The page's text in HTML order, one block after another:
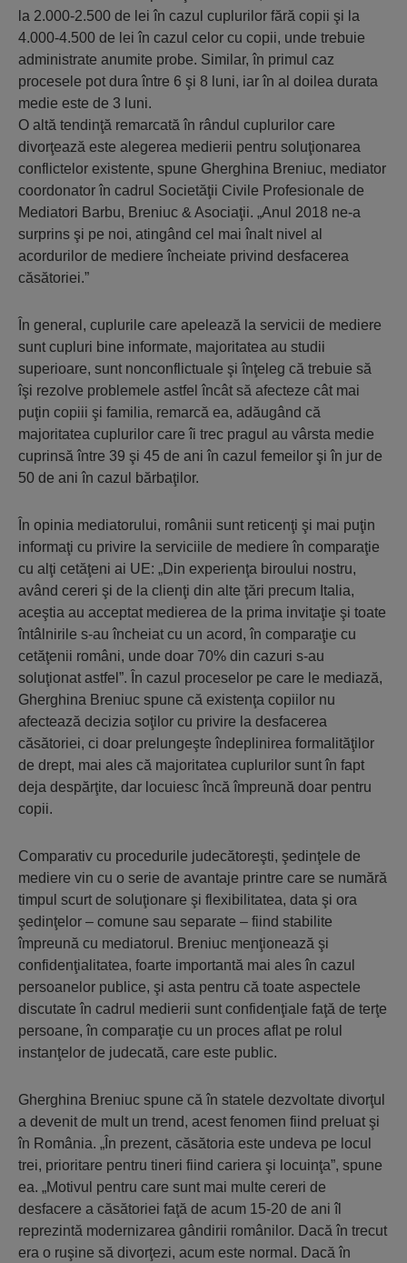
la 2.000-2.500 de lei în cazul cuplurilor fără copii şi la
4.000-4.500 de lei în cazul celor cu copii, unde trebuie
administrate anumite probe. Similar, în primul caz
procesele pot dura între 6 şi 8 luni, iar în al doilea durata
medie este de 3 luni.
O altă tendinţă remarcată în rândul cuplurilor care
divorţează este alegerea medierii pentru soluţionarea
conflictelor existente, spune Gherghina Breniuc, mediator
coordonator în cadrul Societăţii Civile Profesionale de
Mediatori Barbu, Breniuc & Asociaţii. „Anul 2018 ne-a
surprins şi pe noi, atingând cel mai înalt nivel al
acordurilor de mediere încheiate privind desfacerea
căsătoriei.”
În general, cuplurile care apelează la servicii de mediere
sunt cupluri bine informate, majoritatea au studii
superioare, sunt nonconflictuale şi înţeleg că trebuie să
îşi rezolve problemele astfel încât să afecteze cât mai
puţin copiii şi familia, remarcă ea, adăugând că
majoritatea cuplurilor care îi trec pragul au vârsta medie
cuprinsă între 39 şi 45 de ani în cazul femeilor şi în jur de
50 de ani în cazul bărbaţilor.
În opinia mediatorului, românii sunt reticenţi şi mai puţin
informaţi cu privire la serviciile de mediere în comparaţie
cu alţi cetăţeni ai UE: „Din experienţa biroului nostru,
având cereri şi de la clienţi din alte ţări precum Italia,
aceştia au acceptat medierea de la prima invitaţie şi toate
întâlnirile s-au încheiat cu un acord, în comparaţie cu
cetăţenii români, unde doar 70% din cazuri s-au
soluţionat astfel”. În cazul proceselor pe care le mediază,
Gherghina Breniuc spune că existenţa copiilor nu
afectează decizia soţilor cu privire la desfacerea
căsătoriei, ci doar prelungeşte îndeplinirea formalităţilor
de drept, mai ales că majoritatea cuplurilor sunt în fapt
deja despărţite, dar locuiesc încă împreună doar pentru
copii.
Comparativ cu procedurile judecătoreşti, şedinţele de
mediere vin cu o serie de avantaje printre care se numără
timpul scurt de soluţionare şi flexibilitatea, data şi ora
şedinţelor – comune sau separate – fiind stabilite
împreună cu mediatorul. Breniuc menţionează şi
confidenţialitatea, foarte importantă mai ales în cazul
persoanelor publice, şi asta pentru că toate aspectele
discutate în cadrul medierii sunt confidenţiale faţă de terţe
persoane, în comparaţie cu un proces aflat pe rolul
instanţelor de judecată, care este public.
Gherghina Breniuc spune că în statele dezvoltate divorţul
a devenit de mult un trend, acest fenomen fiind preluat şi
în România. „În prezent, căsătoria este undeva pe locul
trei, prioritare pentru tineri fiind cariera şi locuinţa”, spune
ea. „Motivul pentru care sunt mai multe cereri de
desfacere a căsătoriei faţă de acum 15-20 de ani îl
reprezintă modernizarea gândirii românilor. Dacă în trecut
era o ruşine să divorţezi, acum este normal. Dacă în